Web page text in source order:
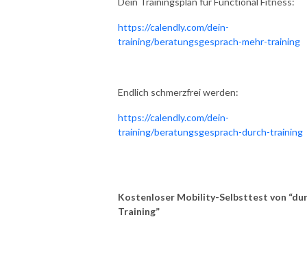
https://calendly.com/dein-
training/beratungsgesprach-mehr-training
Endlich schmerzfrei werden:
https://calendly.com/dein-
training/beratungsgesprach-durch-training
Kostenloser Mobility-Selbsttest von
Training”